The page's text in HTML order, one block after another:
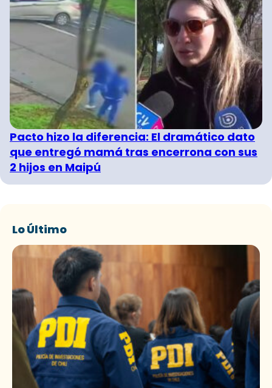
Pacto hizo la diferencia: El dramático dato
que entregó mamá tras encerrona con sus
2 hijos en Maipú
Lo Último